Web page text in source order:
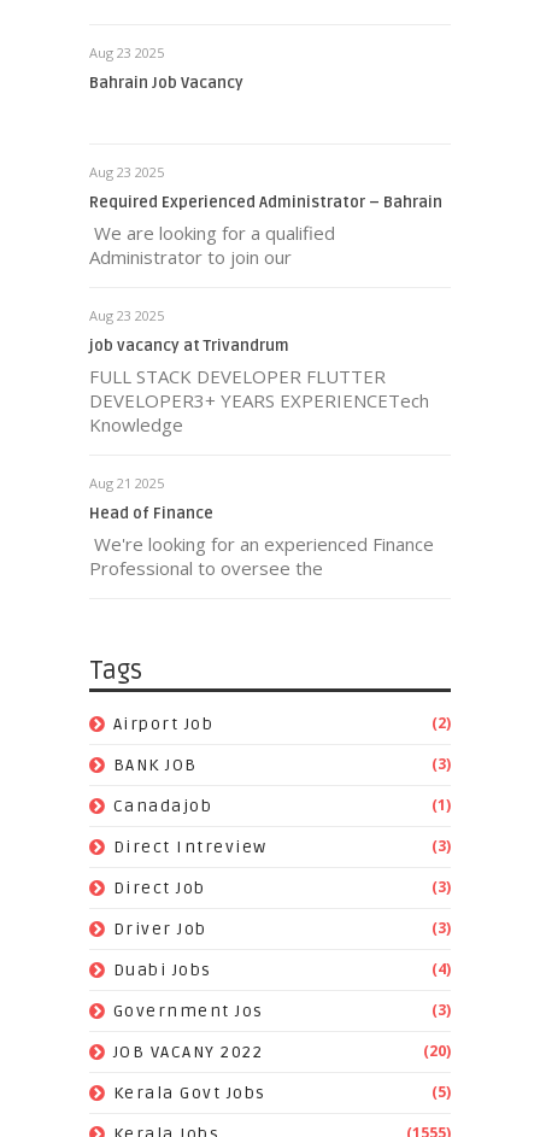
Aug 23 2025
Bahrain Job Vacancy
Aug 23 2025
Required Experienced Administrator – Bahrain
We are looking for a qualified
Administrator to join our
Aug 23 2025
job vacancy at Trivandrum
FULL STACK DEVELOPER FLUTTER
DEVELOPER3+ YEARS EXPERIENCETech
Knowledge
Aug 21 2025
Head of Finance
We're looking for an experienced Finance
Professional to oversee the
Tags
Airport Job (2)
BANK JOB (3)
Canadajob (1)
Direct Intreview (3)
Direct Job (3)
Driver Job (3)
Duabi Jobs (4)
Government Jos (3)
JOB VACANY 2022 (20)
Kerala Govt Jobs (5)